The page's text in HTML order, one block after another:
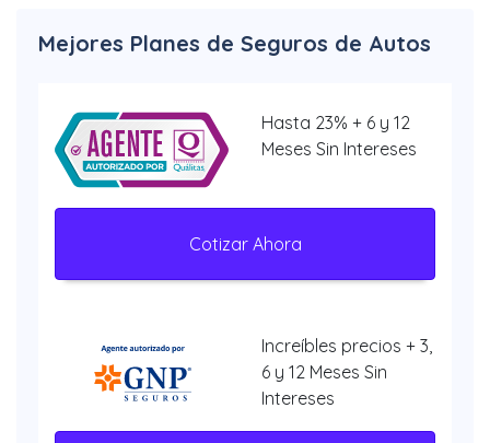
Mejores Planes de Seguros de Autos
Hasta 23% + 6 y 12
Meses Sin Intereses
Cotizar Ahora
Increíbles precios + 3,
6 y 12 Meses Sin
Intereses